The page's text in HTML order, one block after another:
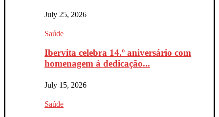
July 25, 2026
Saúde
Ibervita celebra 14.º aniversário com
homenagem à dedicação...
July 15, 2026
Saúde